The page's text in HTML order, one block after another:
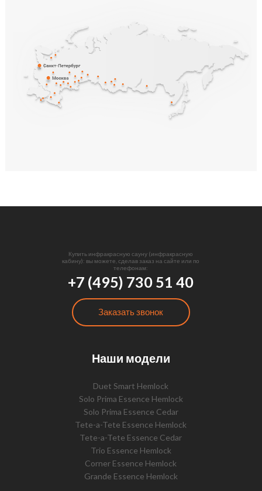
Купить инфракрасную сауну (инфракрасную
кабину): вы можете, сделав заказ на сайте или по
телефонам:
+7 (495) 730 51 40
Заказать звонок
Наши модели
Duet Smart Hemlock
Solo Prima Essence Hemlock
Solo Prima Essence Cedar
Tete-a-Tete Essence Hemlock
Tete-a-Tete Essence Cedar
Trio Essence Hemlock
Corner Essence Hemlock
Grande Essence Hemlock